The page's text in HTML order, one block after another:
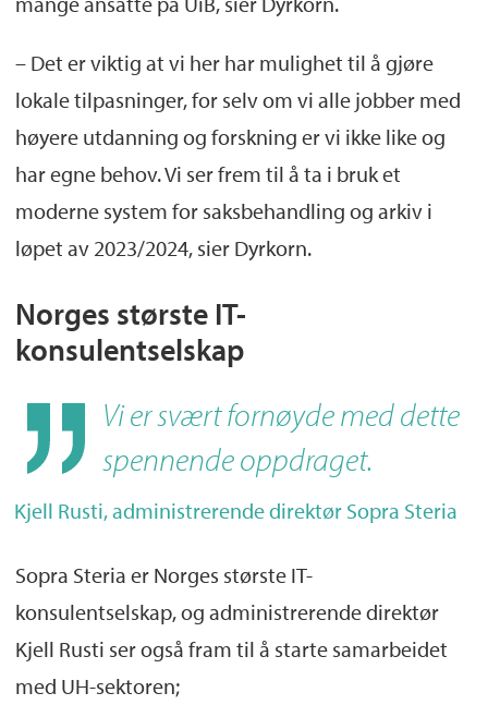
– Det er viktig at vi her har mulighet til å gjøre
lokale tilpasninger, for selv om vi alle jobber med
høyere utdanning og forskning er vi ikke like og
har egne behov. Vi ser frem til å ta i bruk et
moderne system for saksbehandling og arkiv i
løpet av 2023/2024, sier Dyrkorn.
Norges største IT-
konsulentselskap
Vi er svært fornøyde med dette
spennende oppdraget.
Kjell Rusti, administrerende direktør Sopra Steria
Sopra Steria er Norges største IT-
konsulentselskap, og administrerende direktør
Kjell Rusti ser også fram til å starte samarbeidet
med UH-sektoren;